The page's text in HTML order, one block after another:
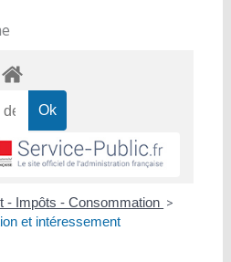
- Impôts - Consommation >
et intéressement